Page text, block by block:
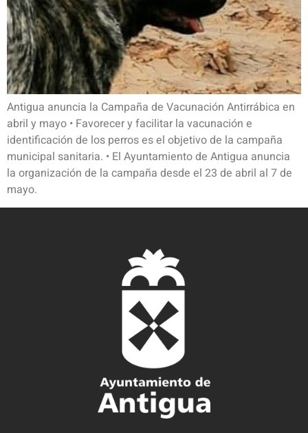
Antigua anuncia la Campaña de Vacunación Antirrábica en
abril y mayo • Favorecer y facilitar la vacunación e
identificación de los perros es el objetivo de la campaña
municipal sanitaria. • El Ayuntamiento de Antigua anuncia
la organización de la campaña desde el 23 de abril al 7 de
mayo.